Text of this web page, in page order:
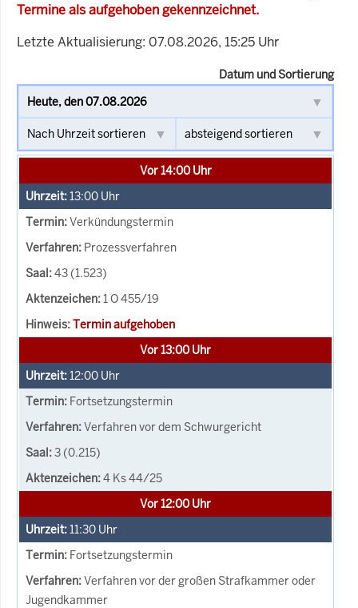
Termine als aufgehoben gekennzeichnet.
Letzte Aktualisierung: 07.08.2026, 15:25 Uhr
Datum und Sortierung
Vor 14:00 Uhr
13:00 Uhr
Verkündungstermin
Prozessverfahren
43 (1.523)
1 O 455/19
Termin aufgehoben
Vor 13:00 Uhr
12:00 Uhr
Fortsetzungstermin
Verfahren vor dem Schwurgericht
3 (0.215)
4 Ks 44/25
Vor 12:00 Uhr
11:30 Uhr
Fortsetzungstermin
Verfahren vor der großen Strafkammer oder
Jugendkammer